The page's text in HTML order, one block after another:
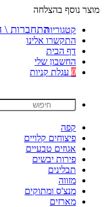
מוצר נוסף בהצלחה
קטגוריות
התקשרו אלינו
דף הבית
החשבון שלי
0 עגלת קניות
קפה
פיצוחים קלויים
אגוזים טבעיים
פירות יבשים
תבלינים
מזווה
מנצ'ס ומתוקים
מארזים
התחברות \